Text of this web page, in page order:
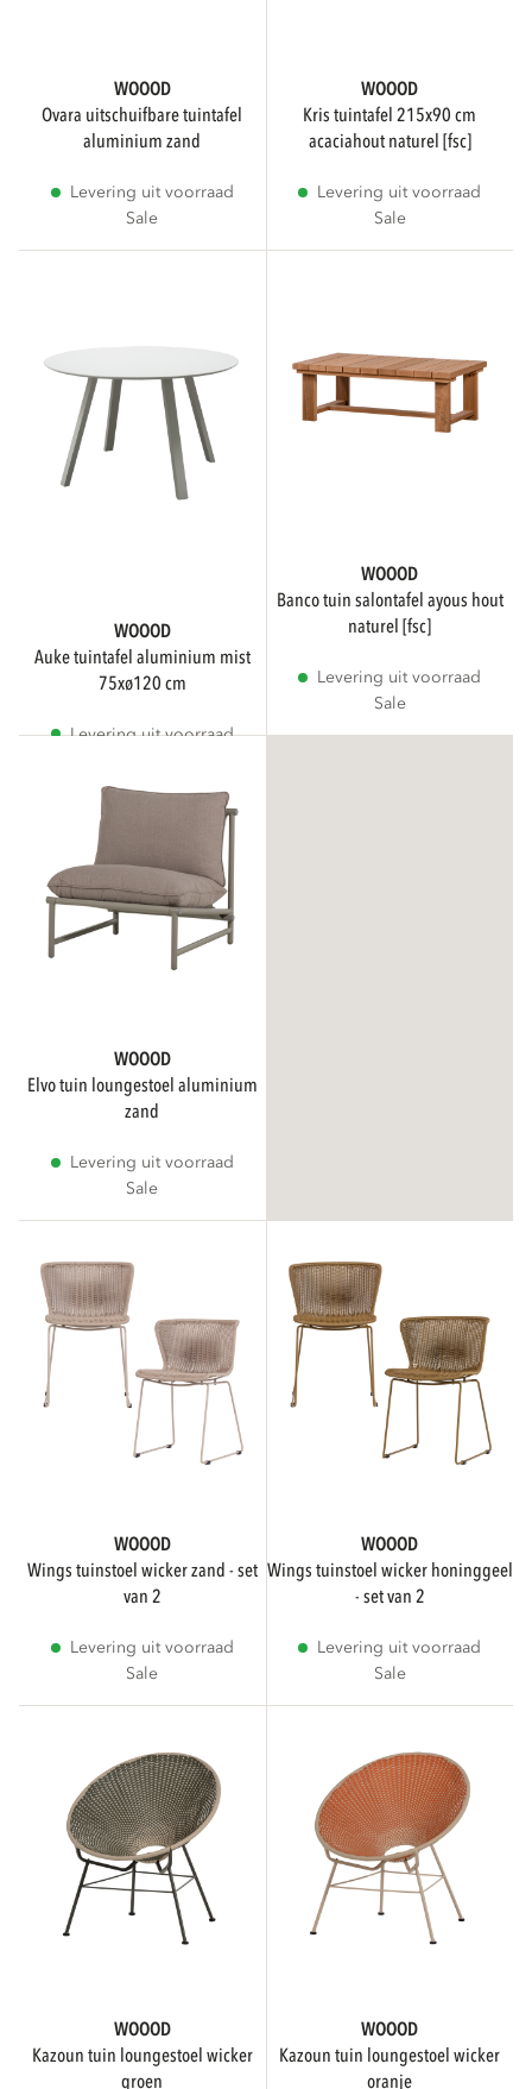
WOOOD
ovara uitschuifbare tuintafel
aluminium zand
Levering uit voorraad
Sale
WOOOD
kris tuintafel 215x90 cm
acaciahout naturel [fsc]
Levering uit voorraad
Sale
WOOOD
auke tuintafel aluminium mist
75xø120 cm
Levering uit voorraad
WOOOD
banco tuin salontafel ayous hout
naturel [fsc]
Levering uit voorraad
Sale
WOOOD
elvo tuin loungestoel aluminium
zand
Levering uit voorraad
Sale
WOOOD
wings tuinstoel wicker zand - set
van 2
Levering uit voorraad
Sale
WOOOD
wings tuinstoel wicker honinggeel
- set van 2
Levering uit voorraad
Sale
WOOOD
kazoun tuin loungestoel wicker
groen
WOOOD
kazoun tuin loungestoel wicker
oranje